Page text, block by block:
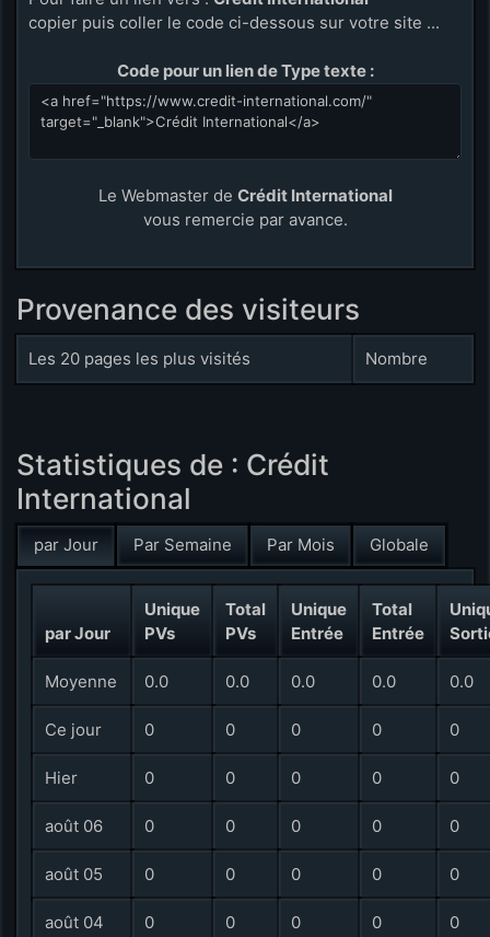
copier puis coller le code ci-dessous sur votre site ...
Code pour un lien de Type texte :
Le Webmaster de Crédit International
vous remercie par avance.
Provenance des visiteurs
Les 20 pages les plus visités Nombre
Statistiques de : Crédit
International
par Jour Par Semaine Par Mois Globale
par Jour
Unique
PVs
Total
PVs
Unique
Entrée
Total
Entrée
Moyenne 0.0 0.0 0.0 0.0 0.0
Ce jour 0 0 0 0 0
Hier 0 0 0 0 0
août 06 0 0 0 0 0
août 05 0 0 0 0 0
août 04 0 0 0 0 0